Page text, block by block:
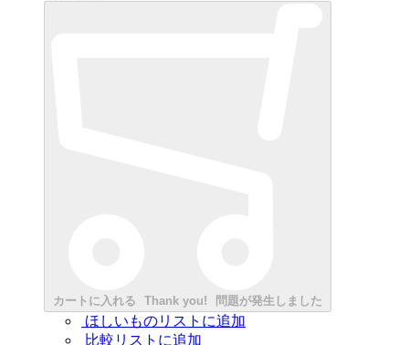
カートに入れる Thank you! 問題が発生しました
ほしいものリストに追加
比較リストに追加